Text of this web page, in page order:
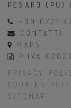
PESARO (PU)
+39 0721
CONTATTI
MAPS
P.IVA
PRIVACY
COOKIES
SITEMAP